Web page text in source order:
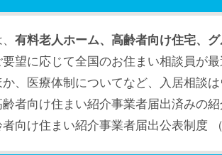
有料老人ホーム、高齢者向け住宅、
要望に応じて全国のお住まい相談員が
、医療体制についてなど、入居相談
者向け住まい紹介事業者届出済みの
者向け住まい紹介事業者届出公表制度